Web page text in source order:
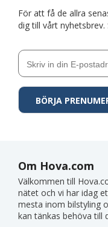
För att få de allra
dig till vårt nyhetsbrev.
Om Hova.com
Välkommen till
nätet och vi har idag
mesta inom bilstyling
kan tänkas behöva till